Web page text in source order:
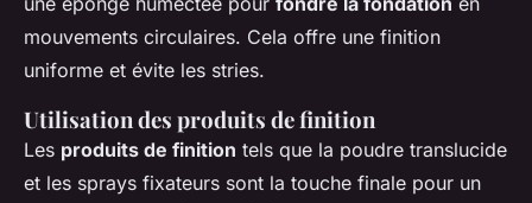
mouvements circulaires. Cela offre une finition
uniforme et évite les stries.
Utilisation des produits de finition
Les produits de finition tels que la poudre translucide
et les sprays fixateurs sont la touche finale pour un